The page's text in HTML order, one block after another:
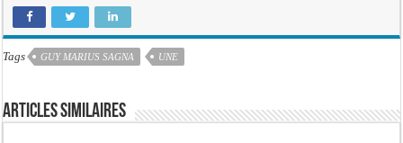
Tags GUY MARIUS SAGNA UNE
Articles similaires